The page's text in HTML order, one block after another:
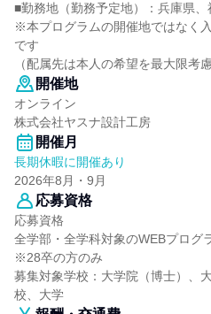
■勤務地（勤務予定地）：兵庫県
※本プログラムの開催地ではなく
です
（配属先は本人の希望を最大限考
開催地
オンライン
株式会社ヤスナ設計工房
開催月
長期休暇に開催あり
2026年8月・9月
応募資格
応募資格
全学部・全学科対象のWEBプログ
※28卒の方のみ
募集対象学校：大学院（博士）、
校、大学